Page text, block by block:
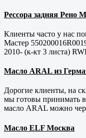
Рессора задняя Рено
Клиенты часто у нас
Мастер
2010- (к-кт 3 листа)
Масло ARAL из
Дорогие клиенты, на
мы готовы принимать
масло ARAL можно
Масло ELF Москва